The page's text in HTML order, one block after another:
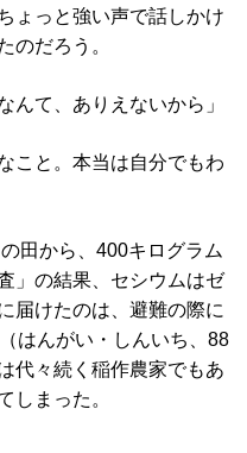
ょっと強い声で話しかけ
のだろう。
て、ありえないから」
と。本当は自分でもわ
田から、400キログラム
」の結果、セシウムはゼ
届けたのは、避難の際に
はんがい・しんいち、88
代々続く稲作農家でもあ
しまった。